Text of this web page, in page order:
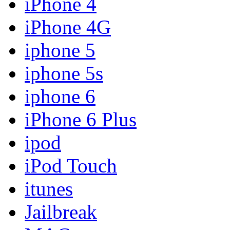
iPhone 4G
iphone 5
iphone 5s
iphone 6
iPhone 6 Plus
ipod
iPod Touch
itunes
Jailbreak